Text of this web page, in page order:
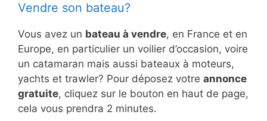
Vendre son bateau?
Vous avez un bateau à vendre, en France et en
Europe, en particulier un voilier d’occasion, voire
un catamaran mais aussi bateaux à moteurs,
yachts et trawler? Pour déposez votre annonce
gratuite, cliquez sur le bouton en haut de page,
cela vous prendra 2 minutes.